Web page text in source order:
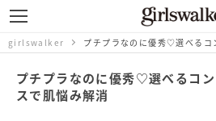
girlswalker
プチプラなのに優秀♡選べるコ
スで肌悩み解消